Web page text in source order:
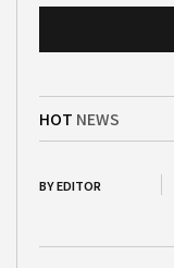
HOT NEWS
BY EDITOR